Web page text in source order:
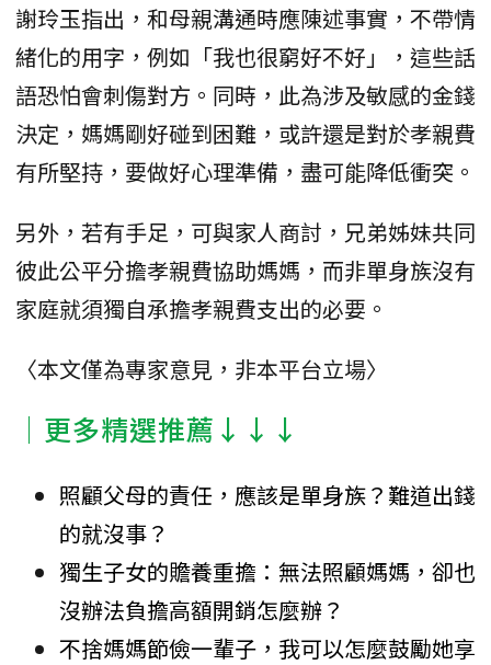
謝玲玉指出，和母親溝通時應陳述事實，不帶情
緒化的用字，例如「我也很窮好不好」，這些話
語恐怕會刺傷對方。同時，此為涉及敏感的金錢
決定，媽媽剛好碰到困難，或許還是對於孝親費
有所堅持，要做好心理準備，盡可能降低衝突。
另外，若有手足，可與家人商討，兄弟姊妹共同
彼此公平分擔孝親費協助媽媽，而非單身族沒有
家庭就須獨自承擔孝親費支出的必要。
〈本文僅為專家意見，非本平台立場〉
│更多精選推薦↓↓↓
照顧父母的責任，應該是單身族？難道出錢
的就沒事？
獨生子女的贍養重擔：無法照顧媽媽，卻也
沒辦法負擔高額開銷怎麼辦？
不捨媽媽節儉一輩子，我可以怎麼鼓勵她享